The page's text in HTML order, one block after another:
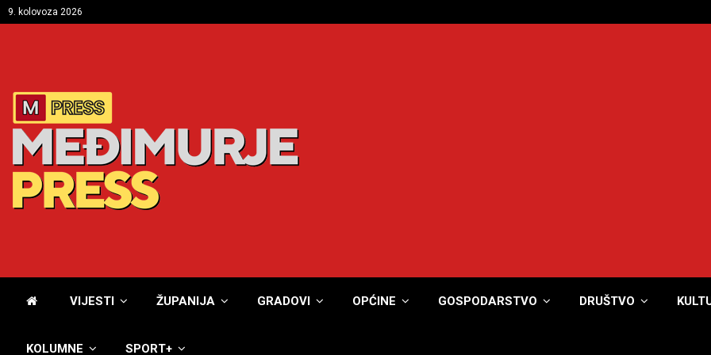
9. kolovoza 2026
VIJESTI ŽUPANIJA GRADOVI OPĆINE GOSPODARSTVO DRUŠTVO
KOLUMNE SPORT+